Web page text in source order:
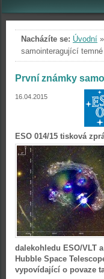
Nacházíte se: Úvodní »
samointeragující
První známky
16.04.2015
ESO 014/15 tisková
dalekohledu ESO/VLT
Hubble Space
vypovídající o povaze